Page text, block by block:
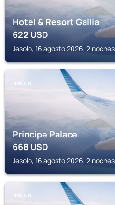
Hotel & Resort Gallia
622USD
Jesolo, 16 agosto 2026, 2 noches
JESOLO
Principe Palace
668USD
Jesolo, 16 agosto 2026, 2 noches
JESOLO